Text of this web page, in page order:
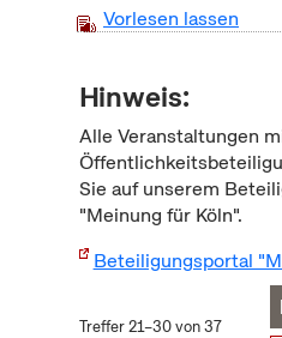
Vorlesen lassen
Hinweis:
Alle Veranstaltungen
Sie auf unserem
"Meinung für Köln".
Beteiligungsportal
Treffer 21–30 von 37